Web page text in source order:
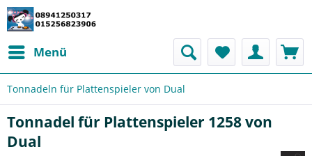
Menü
Tonnadeln für Plattenspieler von Dual
Tonnadel für Plattenspieler 1258 von
Dual